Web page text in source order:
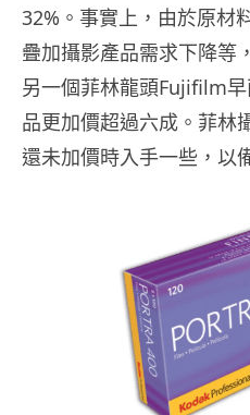
32%。事實上，由於原材
疊加攝影產品需求下降等
另一個菲林龍頭Fujifilm
品更加價超過六成。菲林
還未加價時入手一些，以